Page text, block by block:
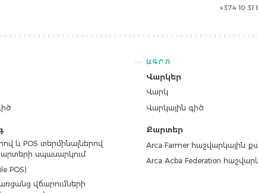
+374 10 31
և POS տերմինալներով
սպասարկում
POS)
վճարումների
ԱԳՐՈ
Վարկեր
Վարկ
Վարկային գիծ
Քարտեր
Arca Farmer հաշվարկային
Arca Acba Federation